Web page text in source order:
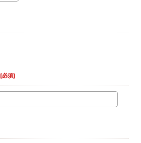
[必須]